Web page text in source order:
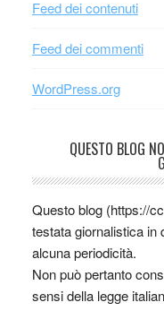
Feed dei contenuti
Feed dei commenti
WordPress.org
QUESTO BLOG
Questo blog (https://
testata giornalistica in
alcuna periodicità.
Non può pertanto
sensi della legge